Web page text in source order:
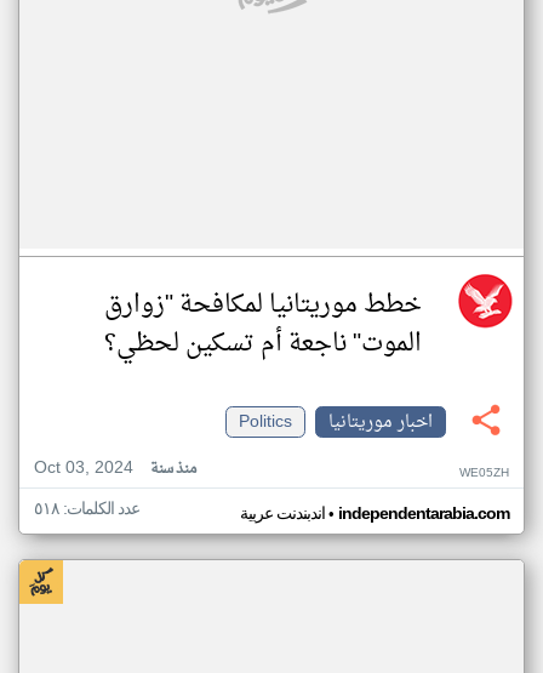
خطط موريتانيا لمكافحة "زوارق
الموت" ناجعة أم تسكين لحظي؟
اخبار موريتانيا
Politics
Oct 03, 2024
منذ سنة WE05ZH
اندبندنت عربية• independentarabia.com عدد الكلمات: ٥١٨